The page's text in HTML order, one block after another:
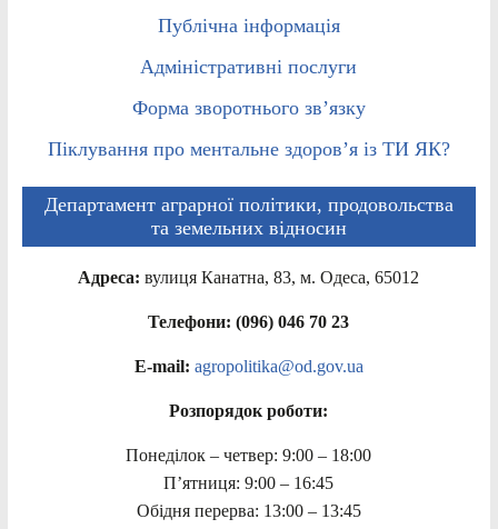
Публічна інформація
Адміністративні послуги
Форма зворотнього зв’язку
Піклування про ментальне здоров’я із ТИ ЯК?
Департамент аграрної політики, продовольства
та земельних відносин
Адреса: вулиця Канатна, 83, м. Одеса, 65012
Телефони: (096) 046 70 23
E-mail: agropolitika@od.gov.ua
Розпорядок роботи:
Понеділок – четвер: 9:00 – 18:00
П’ятниця: 9:00 – 16:45
Обідня перерва: 13:00 – 13:45